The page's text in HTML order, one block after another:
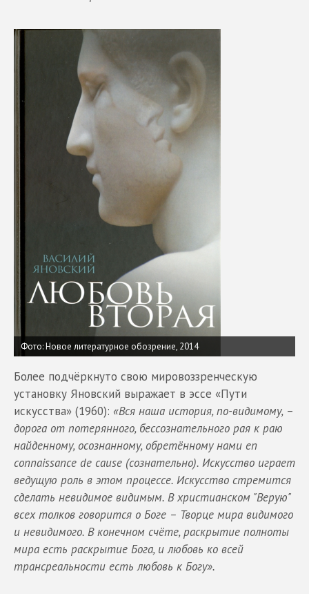
Фото: Новое литературное обозрение, 2014
Более подчёркнуто свою мировоззренческую
установку Яновский выражает в эссе «Пути
искусства» (1960): «Вся наша история, по-видимому, –
дорога от потерянного, бессознательного рая к раю
найденному, осознанному, обретённому нами en
connaissance de cause (сознательно). Искусство играет
ведущую роль в этом процессе. Искусство стремится
сделать невидимое видимым. В христианском "Верую"
всех толков говорится о Боге – Творце мира видимого
и невидимого. В конечном счёте, раскрытие полноты
мира есть раскрытие Бога, и любовь ко всей
трансреальности есть любовь к Богу».